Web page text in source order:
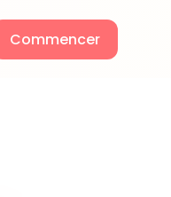
Commencer